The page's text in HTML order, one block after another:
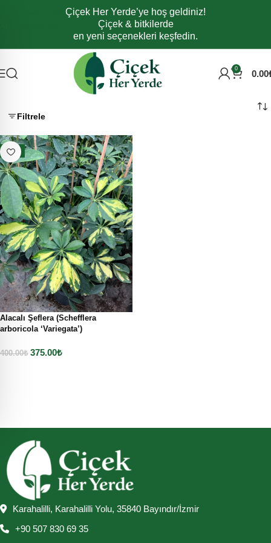
Navigasyona atlaÇiçek Her Yerde’ye hoş geldiniz!
Çiçek & bitkilerde
en yeni seçenekleri keşfedin.
0 0.00
Filtrele
- 6%
Alacalı Şeflera (Schefflera
arboricola ‘Variegata’)
400.00₺ 375.00₺
Karahalilli, Karahalilli Yolu, 35840 Bayındır/İzmir
+90 507 830 69 35